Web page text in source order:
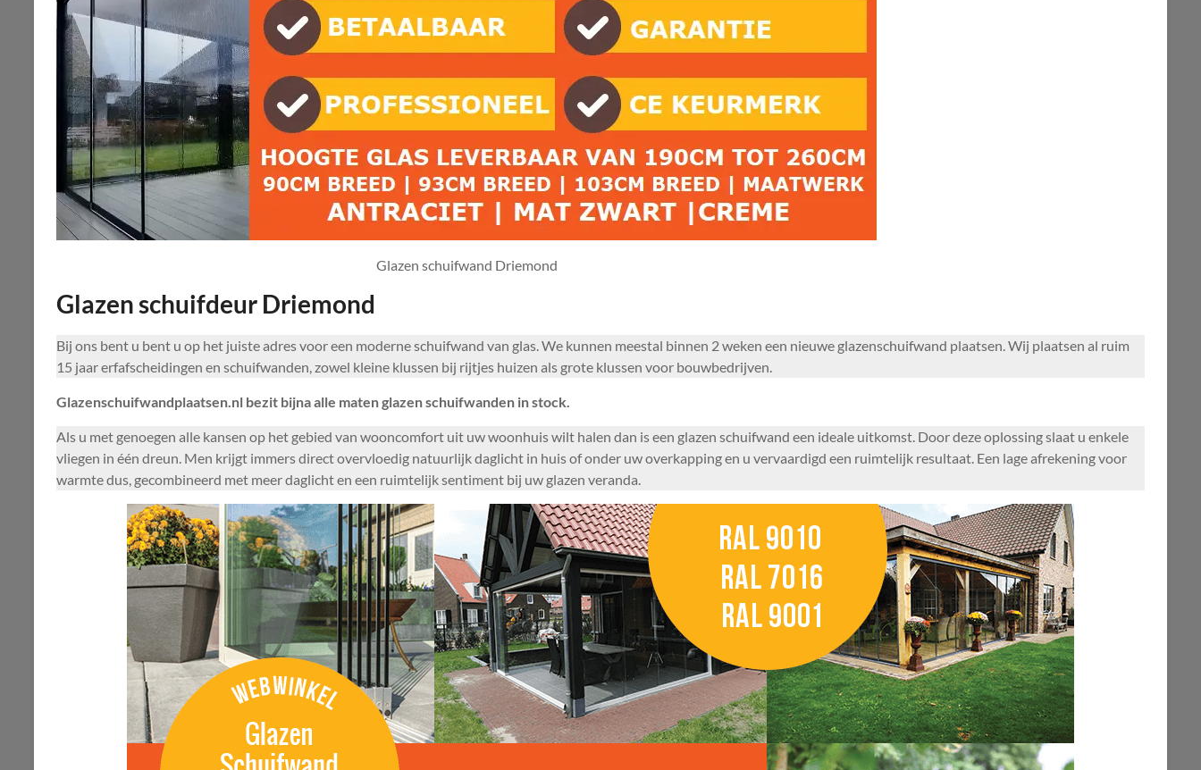
Glazen schuifwand Driemond
Glazen schuifdeur Driemond
Bij ons bent u bent u op het juiste adres voor een moderne schuifwand van glas. We kunnen meestal binnen 2 weken een nieuwe glazenschuifwand plaatsen. Wij plaatsen al ruim
15 jaar erfafscheidingen en schuifwanden, zowel kleine klussen bij rijtjes huizen als grote klussen voor bouwbedrijven.
Glazenschuifwandplaatsen.nl bezit bijna alle maten glazen schuifwanden in stock.
Als u met genoegen alle kansen op het gebied van wooncomfort uit uw woonhuis wilt halen dan is een glazen schuifwand een ideale uitkomst. Door deze oplossing slaat u enkele
vliegen in één dreun. Men krijgt immers direct overvloedig natuurlijk daglicht in huis of onder uw overkapping en u vervaardigd een ruimtelijk resultaat. Een lage afrekening voor
warmte dus, gecombineerd met meer daglicht en een ruimtelijk sentiment bij uw glazen veranda.